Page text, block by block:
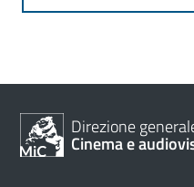
Direzione
Cinema e